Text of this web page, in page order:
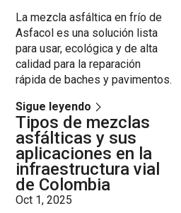
La mezcla asfáltica en frío de
Asfacol es una solución lista
para usar, ecológica y de alta
calidad para la reparación
rápida de baches y pavimentos.
Sigue leyendo
Tipos de mezclas
asfálticas y sus
aplicaciones en la
infraestructura vial
de Colombia
Oct 1, 2025